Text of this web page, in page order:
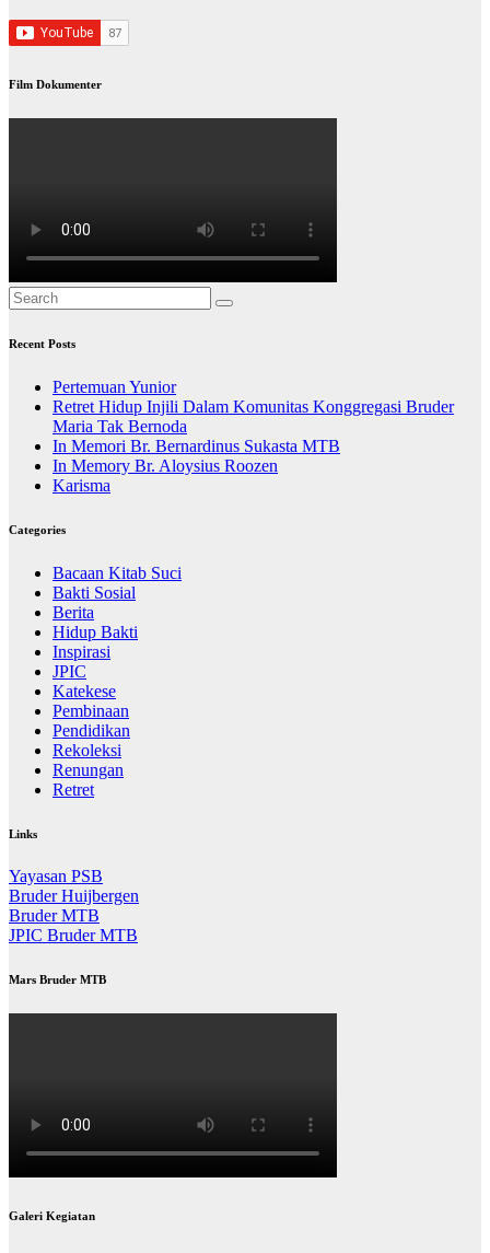
Film Dokumenter
Recent Posts
Pertemuan Yunior
Retret Hidup Injili Dalam Komunitas Konggregasi Bruder
Maria Tak Bernoda
In Memori Br. Bernardinus Sukasta MTB
In Memory Br. Aloysius Roozen
Karisma
Categories
Bacaan Kitab Suci
Bakti Sosial
Berita
Hidup Bakti
Inspirasi
JPIC
Katekese
Pembinaan
Pendidikan
Rekoleksi
Renungan
Retret
Links
Yayasan PSB
Bruder Huijbergen
Bruder MTB
JPIC Bruder MTB
Mars Bruder MTB
Galeri Kegiatan